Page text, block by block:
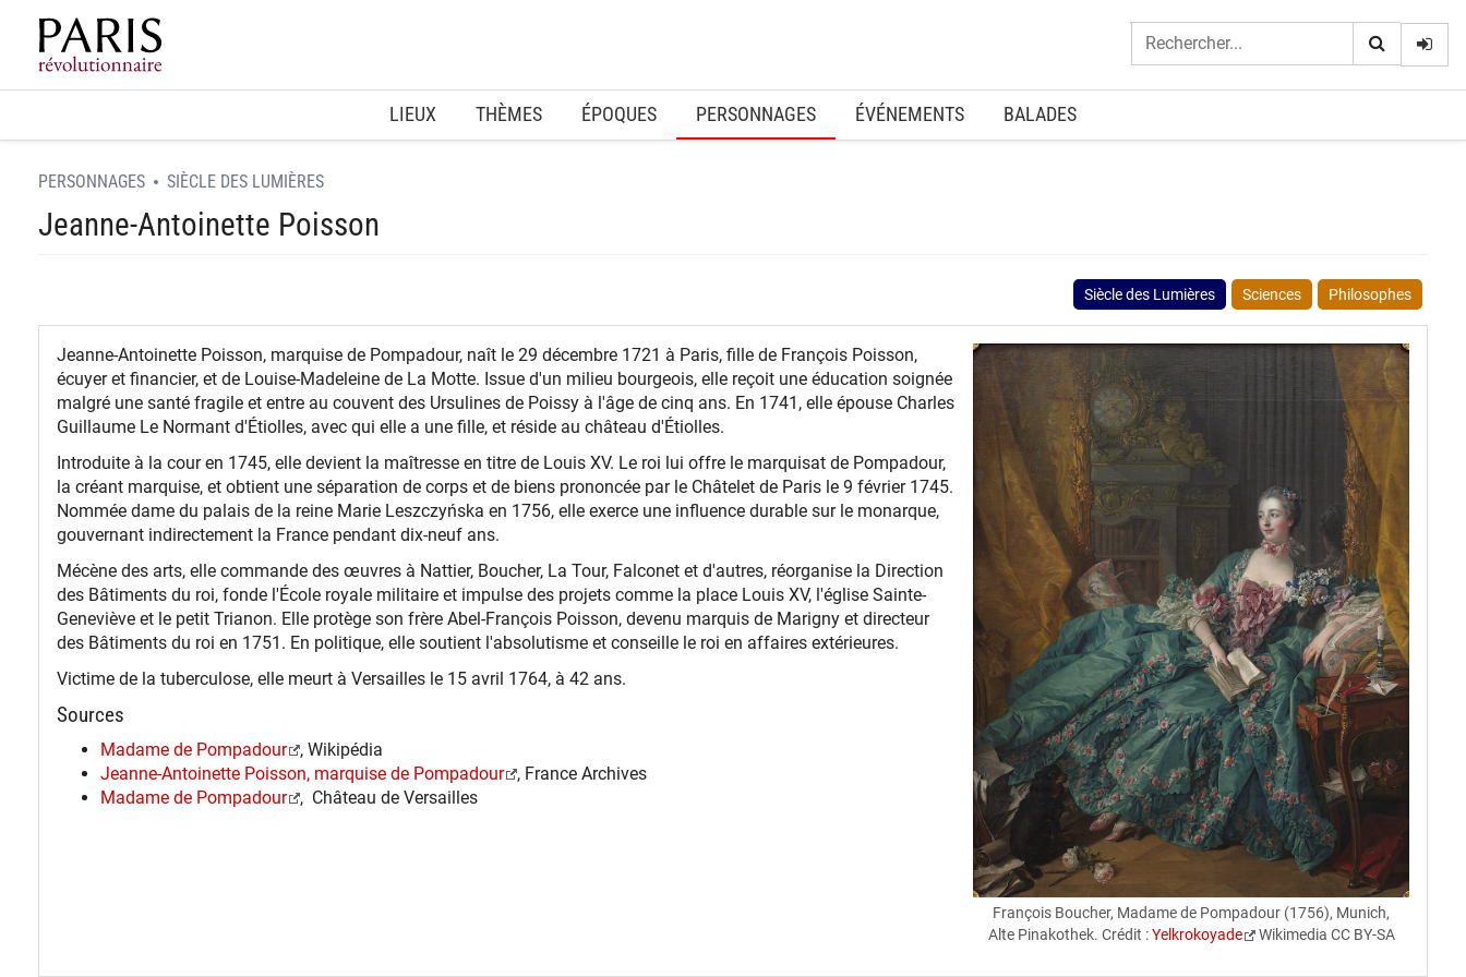
Home
LIEUX THÈMES ÉPOQUES PERSONNAGES ÉVÉNEMENTS BALADES
PERSONNAGES SIÈCLE DES LUMIÈRES
Jeanne-Antoinette Poisson
Siècle des Lumières Sciences Philosophes
François Boucher, Madame de Pompadour (1756), Munich,
Alte Pinakothek. Crédit :Yelkrokoyade Wikimedia CC BY-SA
Jeanne-Antoinette Poisson, marquise de Pompadour, naît le 29 décembre 1721 à Paris, fille de François Poisson,
écuyer et financier, et de Louise-Madeleine de La Motte. Issue d'un milieu bourgeois, elle reçoit une éducation soignée
malgré une santé fragile et entre au couvent des Ursulines de Poissy à l'âge de cinq ans. En 1741, elle épouse Charles
Guillaume Le Normant d'Étiolles, avec qui elle a une fille, et réside au château d'Étiolles.
Introduite à la cour en 1745, elle devient la maîtresse en titre de Louis XV. Le roi lui offre le marquisat de Pompadour,
la créant marquise, et obtient une séparation de corps et de biens prononcée par le Châtelet de Paris le 9 février 1745.
Nommée dame du palais de la reine Marie Leszczyńska en 1756, elle exerce une influence durable sur le monarque,
gouvernant indirectement la France pendant dix-neuf ans.
Mécène des arts, elle commande des œuvres à Nattier, Boucher, La Tour, Falconet et d'autres, réorganise la Direction
des Bâtiments du roi, fonde l'École royale militaire et impulse des projets comme la place Louis XV, l'église Sainte-
Geneviève et le petit Trianon. Elle protège son frère Abel-François Poisson, devenu marquis de Marigny et directeur
des Bâtiments du roi en 1751. En politique, elle soutient l'absolutisme et conseille le roi en affaires extérieures.
Victime de la tuberculose, elle meurt à Versailles le 15 avril 1764, à 42 ans.
Sources
Madame de Pompadour
, Wikipédia
Jeanne-Antoinette Poisson, marquise de Pompadour
, France Archives
Madame de Pompadour
, Château de Versailles